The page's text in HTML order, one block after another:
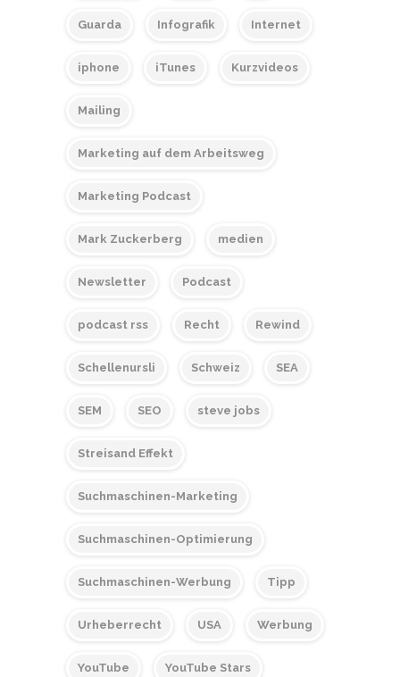
Guarda Infografik Internet
iphone iTunes Kurzvideos
Mailing
Marketing auf dem Arbeitsweg
Marketing Podcast
Mark Zuckerberg medien
Newsletter Podcast
podcast rss Recht Rewind
Schellenursli Schweiz SEA
SEM SEO steve jobs
Streisand Effekt
Suchmaschinen-Marketing
Suchmaschinen-Optimierung
Suchmaschinen-Werbung Tipp
Urheberrecht USA Werbung
YouTube YouTube Stars